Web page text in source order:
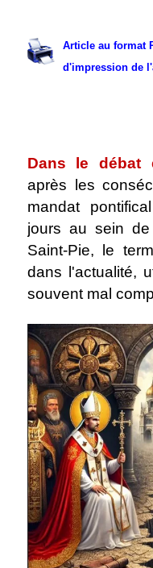
Article au format
d'impression de
Dans le débat
après les
mandat
jours au sein de
Saint-Pie, le
dans l'actualité,
souvent mal